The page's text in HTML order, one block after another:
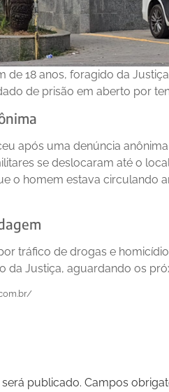
de 18 anos, foragido da
de prisão em aberto por
após uma denúncia
se deslocaram até o
o homem estava circulando
tráfico de drogas e
da Justiça, aguardando os
publicado. Campos